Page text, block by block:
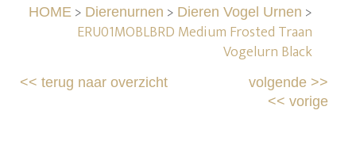
HOME> Dierenurnen > Dieren Vogel Urnen >
ERU01MOBLBRD Medium Frosted Traan
Vogelurn Black
<<terug naar overzicht volgende>>
<< vorige